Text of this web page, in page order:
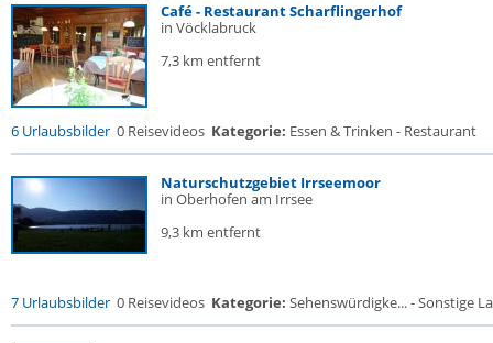
Café - Restaurant Scharflingerhof
in Vöcklabruck
7,3 km entfernt
6 Urlaubsbilder 0 Reisevideos Kategorie: Essen & Trinken - Restaurant
Naturschutzgebiet Irrseemoor
in Oberhofen am Irrsee
9,3 km entfernt
7 Urlaubsbilder 0 Reisevideos Kategorie: Sehenswürdigke... - Sonstige